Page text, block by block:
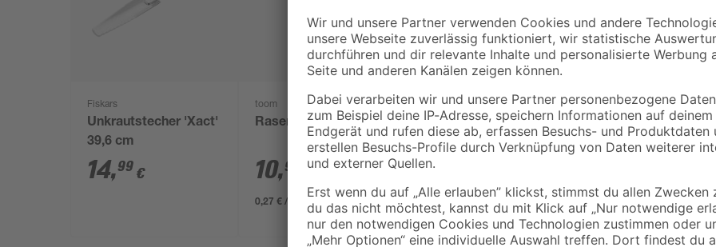
Fiskars
Unkrautstecher 'Xact'
39,6 cm
14,99 €
toom
Rasenerde torffrei 40 l
10,99
0,27 € / Liter
toom
Staude verschiedene
nützlingsfördernde
Sorten 13 cm Topf
3
Baueimer 20 l